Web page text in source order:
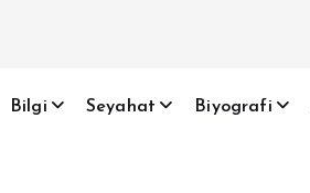
Bilgi Seyahat Biyografi